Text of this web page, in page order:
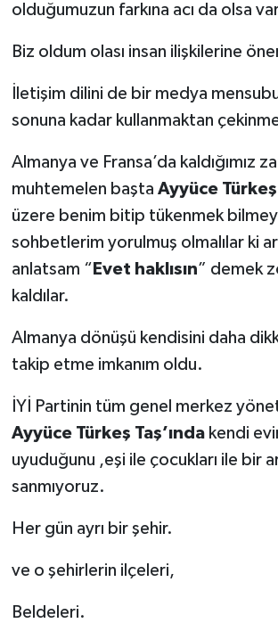
olduğumuzun farkına acı da olsa
Biz oldum olası insan ilişkilerine
İletişim dilini de bir medya
sonuna kadar kullanmaktan
Almanya ve Fransa’da kaldığımız
muhtemelen başta Ayyüce Türkeş
üzere benim bitip tükenmek
sohbetlerim yorulmuş olmalılar ki
anlatsam “ Evet haklısın” demek
kaldılar.
Almanya dönüşü kendisini daha
takip etme imkanım oldu.
İYİ Partinin tüm genel merkez
Ayyüce Türkeş Taş’ındakendi
uyuduğunu ,eşi ile çocukları ile bir
sanmıyoruz.
Her gün ayrı bir şehir.
ve o şehirlerin ilçeleri,
Beldeleri.